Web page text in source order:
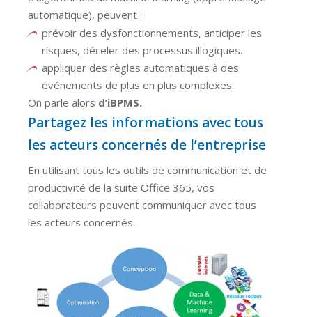
automatique), peuvent :
prévoir des dysfonctionnements, anticiper les
risques, déceler des processus illogiques.
appliquer des règles automatiques à des
événements de plus en plus complexes.
On parle alors d’iBPMS.
Partagez les informations avec tous
les acteurs concernés de l’entreprise
En utilisant tous les outils de communication et de
productivité de la suite Office 365, vos
collaborateurs peuvent communiquer avec tous
les acteurs concernés.